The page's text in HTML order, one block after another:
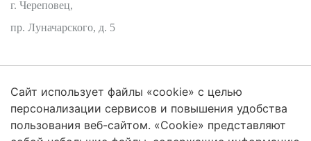
г. Череповец,
пр. Луначарского, д. 5
Защита персональных данных
Сайт использует файлы «cookie» с целью
персонализации сервисов и повышения удобства
пользования веб-сайтом. «Cookie» представляют